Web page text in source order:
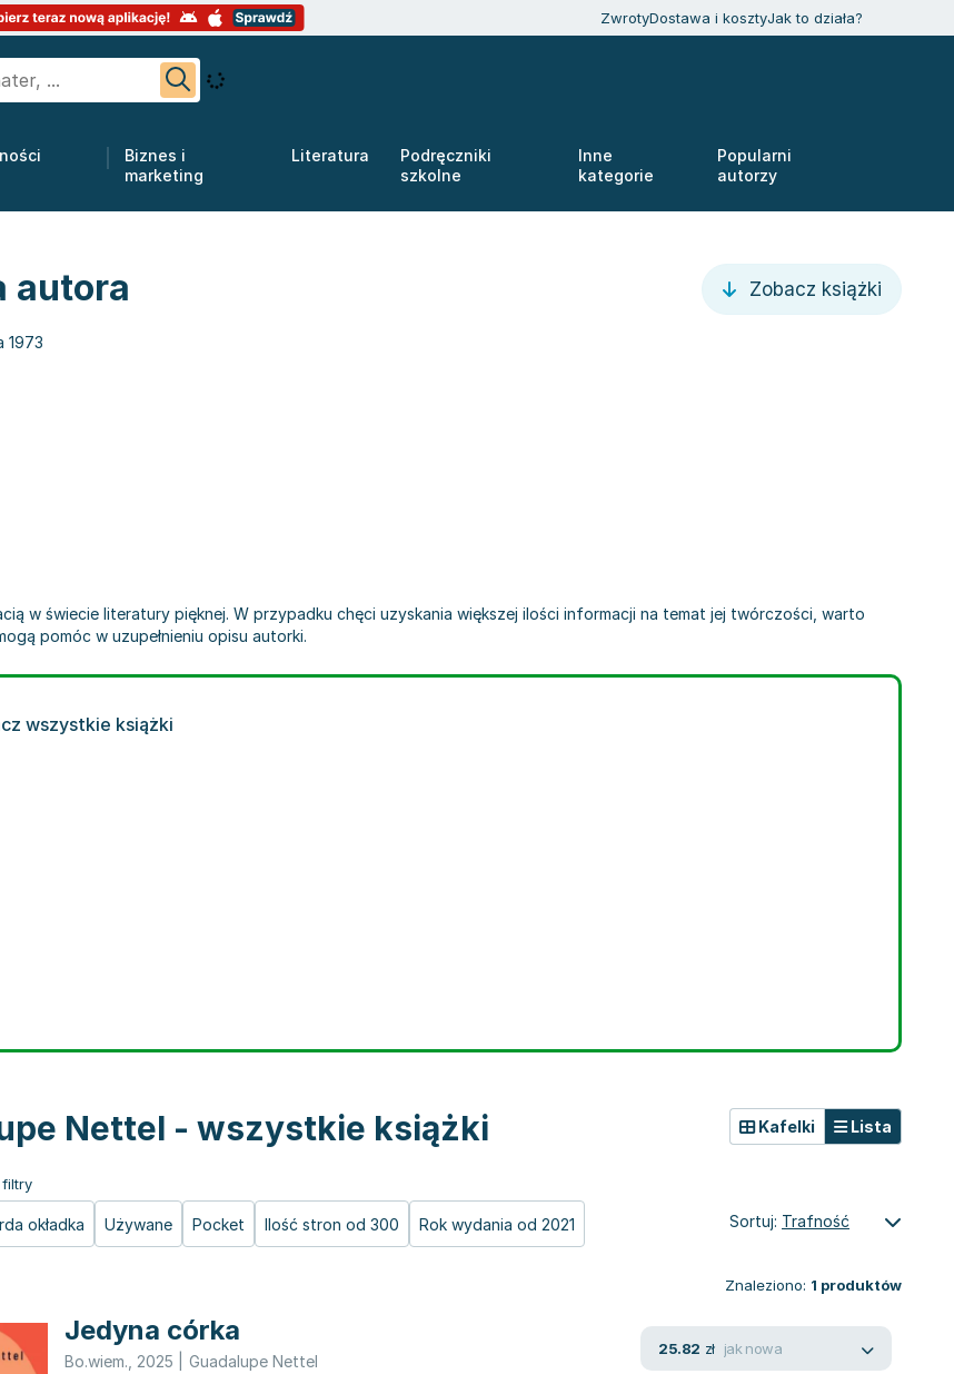
ZwrotyDostawa i kosztyJak to działa?
Biznes i
marketing
Literatura
Podręczniki
szkolne
Inne
kategorie
Popularni
autorzy
autora Zobacz książki
1973
w świecie literatury pięknej. W przypadku chęci uzyskania większej ilości informacji na temat jej twórczości, warto
pomóc w uzupełnieniu opisu autorki.
wszystkie książki
Nettel - wszystkie książki
okładka Używane Pocket Ilość stron od 300 Rok wydania od 2021
Kafelki Lista
Sortuj: Trafność
Znaleziono: 1 produktów
Jedyna córka
Bo.wiem. 2025 Guadalupe Nettel
25.82 zł jak nowa